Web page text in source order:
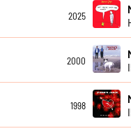
2025
2000
1998